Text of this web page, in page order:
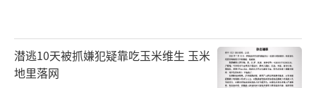
潜逃10天被抓嫌犯疑靠吃玉米维生 玉米
地里落网